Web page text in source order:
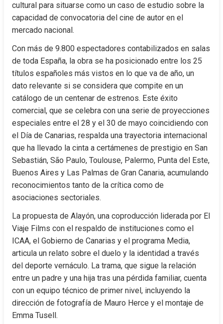
cultural para situarse como un caso de estudio sobre la
capacidad de convocatoria del cine de autor en el
mercado nacional.
Con más de 9.800 espectadores contabilizados en salas
de toda España, la obra se ha posicionado entre los 25
títulos españoles más vistos en lo que va de año, un
dato relevante si se considera que compite en un
catálogo de un centenar de estrenos. Este éxito
comercial, que se celebra con una serie de proyecciones
especiales entre el 28 y el 30 de mayo coincidiendo con
el Día de Canarias, respalda una trayectoria internacional
que ha llevado la cinta a certámenes de prestigio en San
Sebastián, São Paulo, Toulouse, Palermo, Punta del Este,
Buenos Aires y Las Palmas de Gran Canaria, acumulando
reconocimientos tanto de la crítica como de
asociaciones sectoriales.
La propuesta de Alayón, una coproducción liderada por El
Viaje Films con el respaldo de instituciones como el
ICAA, el Gobierno de Canarias y el programa Media,
articula un relato sobre el duelo y la identidad a través
del deporte vernáculo. La trama, que sigue la relación
entre un padre y una hija tras una pérdida familiar, cuenta
con un equipo técnico de primer nivel, incluyendo la
dirección de fotografía de Mauro Herce y el montaje de
Emma Tusell.